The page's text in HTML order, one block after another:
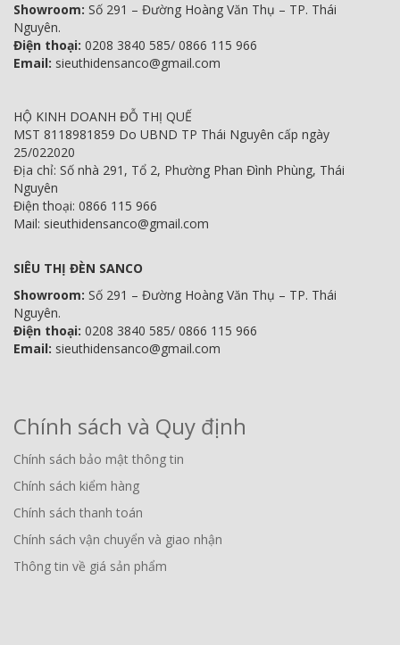
Showroom: Số 291 – Đường Hoàng Văn Thụ – TP. Thái
Nguyên.
Điện thoại: 0208 3840 585/ 0866 115 966
Email: sieuthidensanco@gmail.com
HỘ KINH DOANH ĐỖ THỊ QUẾ
MST 8118981859 Do UBND TP Thái Nguyên cấp ngày
25/022020
Địa chỉ: Số nhà 291, Tổ 2, Phường Phan Đình Phùng, Thái
Nguyên
Điện thoại: 0866 115 966
Mail: sieuthidensanco@gmail.com
SIÊU THỊ ĐÈN SANCO
Showroom: Số 291 – Đường Hoàng Văn Thụ – TP. Thái
Nguyên.
Điện thoại: 0208 3840 585/ 0866 115 966
Email: sieuthidensanco@gmail.com
Chính sách và Quy định
Chính sách bảo mật thông tin
Chính sách kiểm hàng
Chính sách thanh toán
Chính sách vận chuyển và giao nhận
Thông tin về giá sản phẩm